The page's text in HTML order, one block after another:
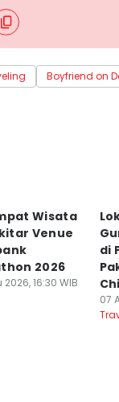
Boyfriend on
Wisata
Venue
2026
2026, 16:30 WIB
di
07